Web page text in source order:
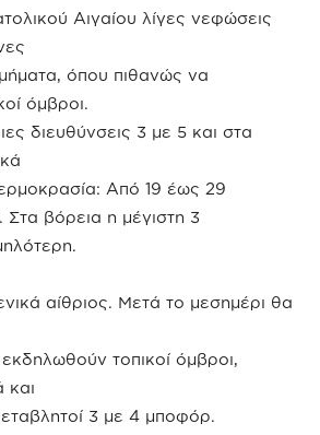
Αιγαίου λίγες νεφώσεις
όπου πιθανώς να
όμβροι.
διευθύνσεις 3 με 5 και στα
Από 19 έως 29
βόρεια η μέγιστη 3
αίθριος. Μετά το μεσημέρι θα
τοπικοί όμβροι,
και
3 με 4 μποφόρ.